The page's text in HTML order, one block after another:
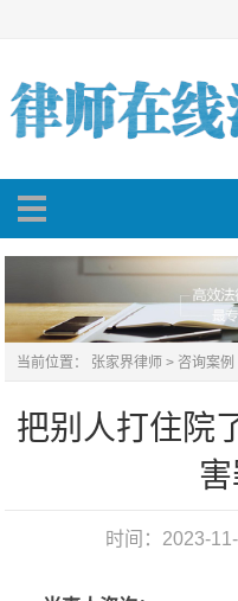
当前位置： 张家界律师 >咨询案例
把别人打住院
害
时间：2023-